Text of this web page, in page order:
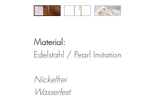
Material:
Edelstahl / Pearl Imitation
Nickelfrei
Wasserfest